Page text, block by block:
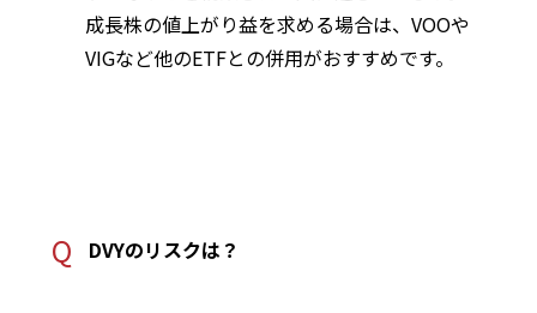
成長株の値上がり益を求める場合は、VOOや
VIGなど他のETFとの併用がおすすめです。
Q DVYのリスクは？